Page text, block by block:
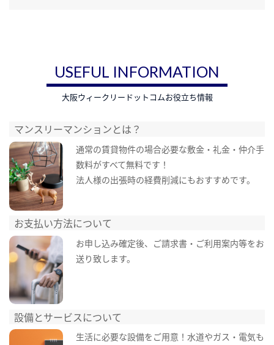
USEFUL INFORMATION
大阪ウィークリードットコムお役立ち情報
マンスリーマンションとは？
通常の賃貸物件の場合必要な敷金・礼金・仲介手
数料がすべて無料です！
法人様の出張時の経費削減にもおすすめです。
お支払い方法について
お申し込み確定後、ご請求書・ご利用案内等をお
送り致します。
設備とサービスについて
生活に必要な設備をご用意！水道やガス・電気も